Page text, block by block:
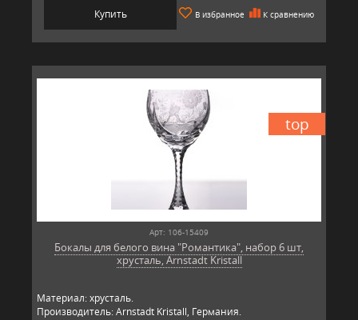
Купить В избранное К сравнению
top
Арт: 106-15409
Бокалы для белого вина "Романтика", набор 6 шт,
хрусталь, Arnstadt Kristall
Материал: хрусталь.
Производитель: Arnstadt Kristall, Германия.